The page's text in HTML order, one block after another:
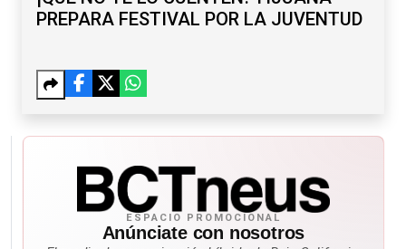
PREPARA FESTIVAL POR LA JUVENTUD
ESPACIO PROMOCIONAL
Anúnciate con nosotros